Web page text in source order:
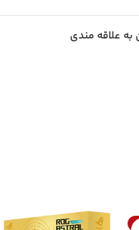
به علاقه مندی